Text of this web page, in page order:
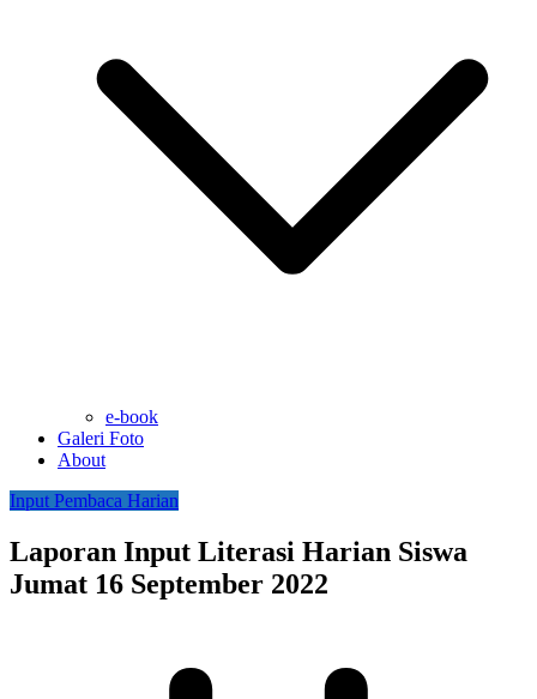
e-book
Galeri Foto
About
Input Pembaca Harian
Laporan Input Literasi Harian Siswa
Jumat 16 September 2022